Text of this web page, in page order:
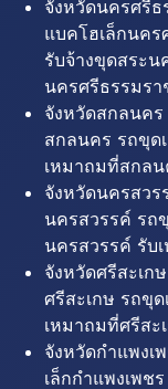
จังหวัดนครศรี
แบคโฮเล็กนค
รับจ้างขุดสระ
นครศรีธรรมรา
จังหวัดสกลนค
สกลนคร รถขุด
เหมาถมที่สกลน
จังหวัดนครสวร
นครสวรรค์ รถ
นครสวรรค์ รับ
จังหวัดศรีสะเก
ศรีสะเกษ รถขุ
เหมาถมที่ศรีสะ
จังหวัดกำแพงเ
เล็กกำแพงเพช